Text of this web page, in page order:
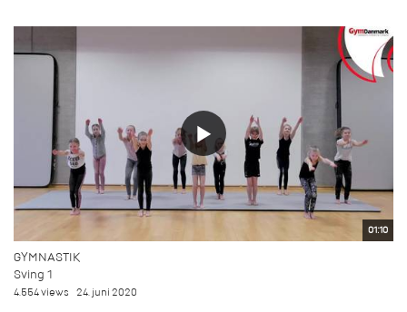
01:10
GYMNASTIK
Sving 1
4.554 views 24. juni 2020